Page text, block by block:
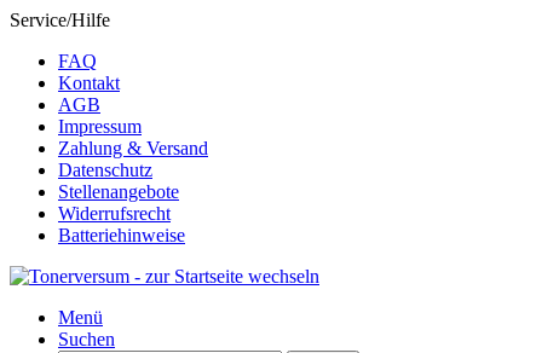
Service/Hilfe
FAQ
Kontakt
AGB
Impressum
Zahlung & Versand
Datenschutz
Stellenangebote
Widerrufsrecht
Batteriehinweise
Menü
Suchen